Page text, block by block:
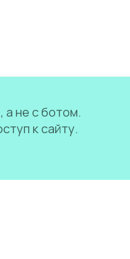
не с ботом.
к сайту.